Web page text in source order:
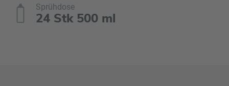
Sprühdose
24 Stk 500 ml